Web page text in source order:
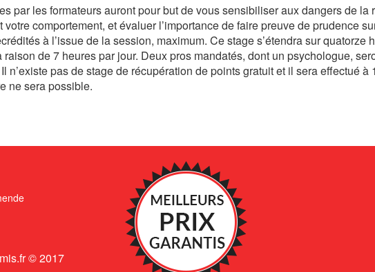
par les formateurs auront pour but de vous sensibiliser aux dangers de la
comportement, et évaluer l’importance de faire preuve de prudence
à l’issue de la session, maximum. Ce stage s’étendra sur quatorze
de 7 heures par jour. Deux pros mandatés, dont un psychologue,
n’existe pas de stage de récupération de points gratuit et il sera effectué à
ne sera possible.
© 2017